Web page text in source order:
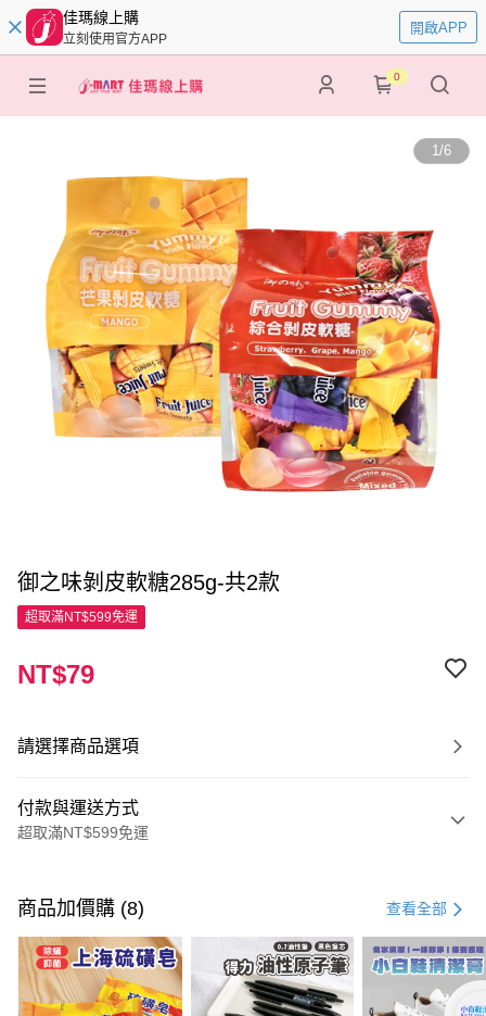
佳瑪線上購
立刻使用官方APP
開啟APP
0
1/6
御之味剝皮軟糖285g-共2款
超取滿NT$599免運
NT$79
請選擇商品選項
付款與運送方式
超取滿NT$599免運
信用卡一次付款
超商取貨付款
LINE Pay
商品加價購 (8) 查看全部